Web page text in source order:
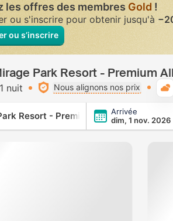
les offres des membresGold!
ou s'inscrire pour obtenir jusqu'à
ou s’inscrire
Park Resort - Premium
1 nuit Nous alignons nos prix
Resort - Premium All Inclusive
Arrivée
dim, 1 nov. 2026